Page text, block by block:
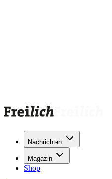
Nachrichten
Magazin
Shop